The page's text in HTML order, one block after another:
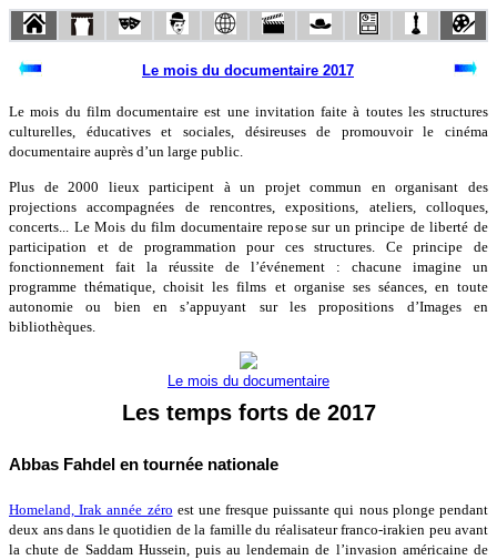
Le mois du documentaire 2017
Le mois du film documentaire est une invitation faite à toutes les structures
culturelles, éducatives et sociales, désireuses de promouvoir le cinéma
documentaire auprès d’un large public.
Plus de 2000 lieux participent à un projet commun en organisant des
projections accompagnées de rencontres, expositions, ateliers, colloques,
concerts... Le Mois du film documentaire repose sur un principe de liberté de
participation et de programmation pour ces structures. Ce principe de
fonctionnement fait la réussite de l’événement : chacune imagine un
programme thématique, choisit les films et organise ses séances, en toute
autonomie ou bien en s’appuyant sur les propositions d’Images en
bibliothèques.
Le mois du documentaire
Les temps forts de 2017
Abbas Fahdel en tournée nationale
Homeland, Irak année zéro est une fresque puissante qui nous plonge pendant
deux ans dans le quotidien de la famille du réalisateur franco-irakien peu avant
la chute de Saddam Hussein, puis au lendemain de l’invasion américaine de